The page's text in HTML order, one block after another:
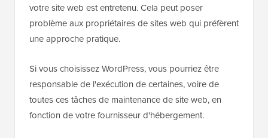
votre site web est entretenu. Cela peut poser
problème aux propriétaires de sites web qui préfèrent
une approche pratique.
Si vous choisissez WordPress, vous pourriez être
responsable de l'exécution de certaines, voire de
toutes ces tâches de maintenance de site web, en
fonction de votre fournisseur d'hébergement.